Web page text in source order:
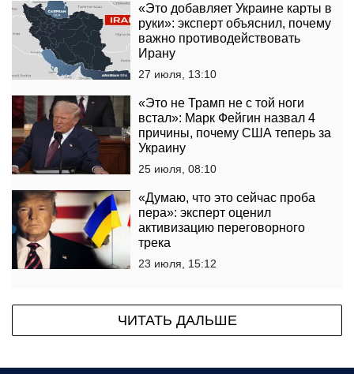
«Это добавляет Украине карты в
руки»: эксперт объяснил, почему
важно противодействовать
Ирану
27 июля, 13:10
«Это не Трамп не с той ноги
встал»: Марк Фейгин назвал 4
причины, почему США теперь за
Украину
25 июля, 08:10
«Думаю, что это сейчас проба
пера»: эксперт оценил
активизацию переговорного
трека
23 июля, 15:12
ЧИТАТЬ ДАЛЬШЕ